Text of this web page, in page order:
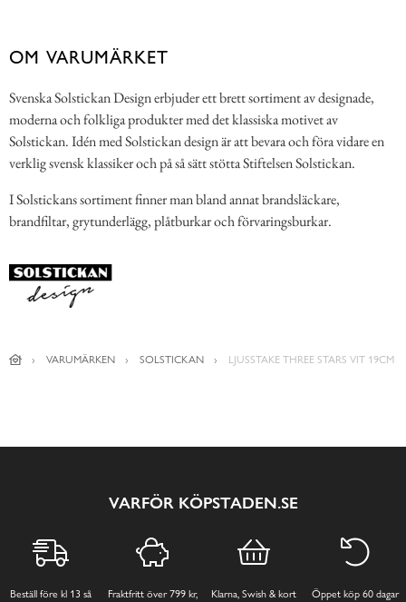
OM VARUMÄRKET
Svenska Solstickan Design erbjuder ett brett sortiment av designade,
moderna och folkliga produkter med det klassiska motivet av
Solstickan. Idén med Solstickan design är att bevara och föra vidare en
verklig svensk klassiker och på så sätt stötta Stiftelsen Solstickan.
I Solstickans sortiment finner man bland annat brandsläckare,
brandfiltar, grytunderlägg, plåtburkar och förvaringsburkar.
VARUMÄRKEN SOLSTICKAN LJUSSTAKE THREE STARS VIT 19CM
VARFÖR KÖPSTADEN.SE
Beställ före kl 13 så
Fraktfritt över 799 kr,
Klarna, Swish & kort Öppet köp 60 dagar